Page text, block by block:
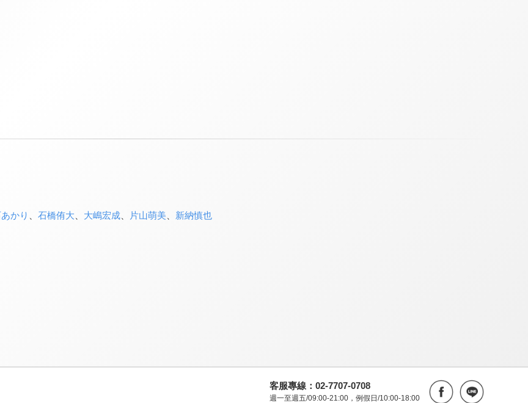
かり 石橋侑大 大嶋宏成、 片山萌美 新納慎也
客服專線：02-7707-0708
週一至週五/09:00-21:00，例假日/10:00-18:00